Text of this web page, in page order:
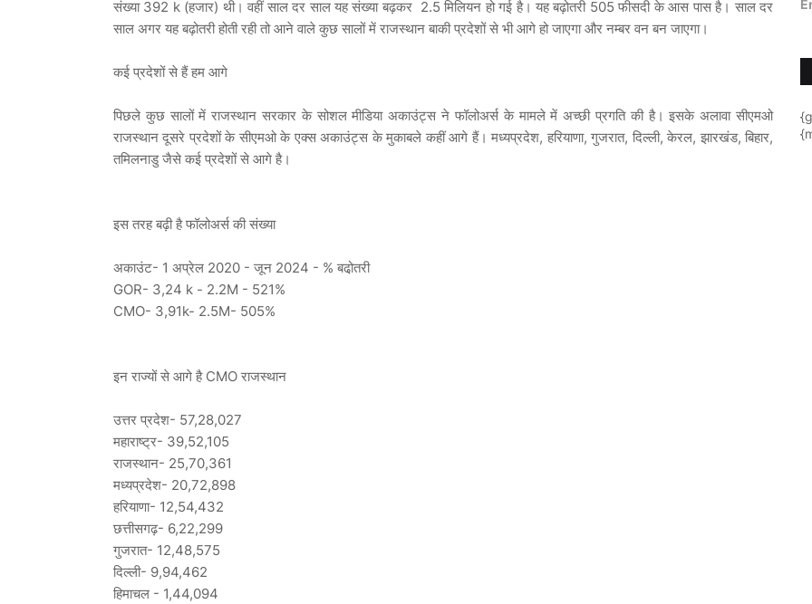
संख्या 392 k (हजार) थी। वहीं साल दर साल यह संख्या बढ़कर 2.5 मिलियन हो गई है। यह बढ़ोतरी 505 फीसदी के आस पास है। साल दर
साल अगर यह बढ़ोतरी होती रही तो आने वाले कुछ सालों में राजस्थान बाकी प्रदेशों से भी आगे हो जाएगा और नम्बर वन बन जाएगा।
कई प्रदेशों से हैं हम आगे
पिछले कुछ सालों में राजस्थान सरकार के सोशल मीडिया अकाउंट्स ने फॉलोअर्स के मामले में अच्छी प्रगति की है। इसके अलावा सीएमओ
राजस्थान दूसरे प्रदेशों के सीएमओ के एक्स अकाउंट्स के मुकाबले कहीं आगे हैं। मध्यप्रदेश, हरियाणा, गुजरात, दिल्ली, केरल, झारखंड, बिहार,
तमिलनाडु जैसे कई प्रदेशों से आगे है।
इस तरह बढ़ी है फॉलोअर्स की संख्या
अकाउंट- 1 अप्रेल 2020 - जून 2024 - % बढो़तरी
GOR- 3,24 k - 2.2M - 521%
CMO- 3,91k- 2.5M- 505%
इन राज्यों से आगे है CMO राजस्थान
उत्तर प्रदेश- 57,28,027
महाराष्ट्र- 39,52,105
राजस्थान- 25,70,361
मध्यप्रदेश- 20,72,898
हरियाणा- 12,54,432
छत्तीसगढ़- 6,22,299
गुजरात- 12,48,575
दिल्ली- 9,94,462
हिमाचल - 1,44,094